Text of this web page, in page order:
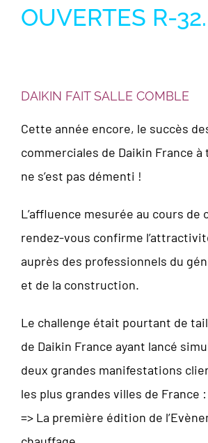
OUVERTES R-32.
DAIKIN FAIT SALLE COMBLE
Cette année encore, le succès
commerciales de Daikin France à
ne s’est pas démenti !
L’affluence mesurée au cours de
rendez-vous confirme
auprès des professionnels du
et de la construction.
Le challenge était pourtant de
de Daikin France ayant lancé
deux grandes manifestations
les plus grandes villes de France :
=> La première édition de